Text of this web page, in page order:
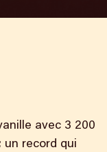
avec 3 200
un record qui